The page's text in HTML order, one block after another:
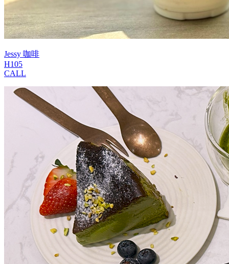
Jessy 咖啡
H105
CALL